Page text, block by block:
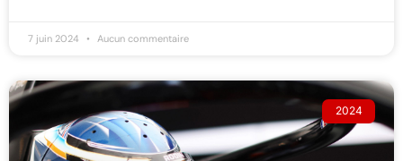
7 juin 2024 Aucun commentaire
2024